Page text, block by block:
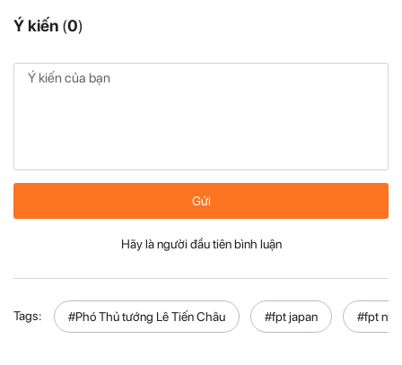
Ý kiến (0)
Gửi
Hãy là người đầu tiên bình luận
Tags: #Phó Thủ tướng Lê Tiến Châu #fpt japan #fpt